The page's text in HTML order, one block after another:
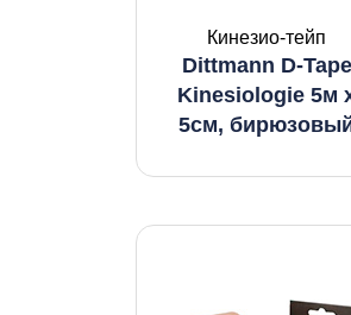
Кинезио-тейп
Dittmann D-Tape
Kinesiologie 5м
5см,